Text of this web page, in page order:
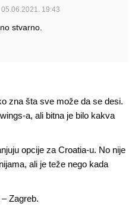
05.06.2021. 19:43
stvarno.
zna šta sve može da se desi.
a, ali bitna je bilo kakva
opcije za Croatia-u. No nije
ali je teže nego kada
Zagreb.